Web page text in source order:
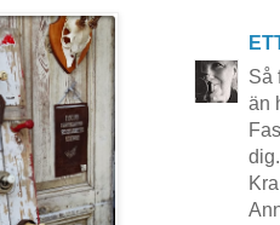
Så
än
dig.